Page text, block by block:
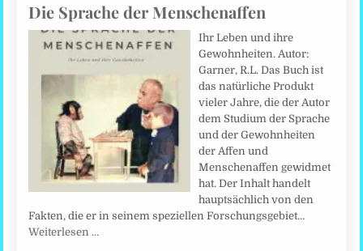
Die Sprache der Menschenaffen
Ihr Leben und ihre
Gewohnheiten. Autor:
Garner, R.L. Das Buch ist
das natürliche Produkt
vieler Jahre, die der Autor
dem Studium der Sprache
und der Gewohnheiten
der Affen und
Menschenaffen gewidmet
hat. Der Inhalt handelt
hauptsächlich von den
Fakten, die er in seinem speziellen Forschungsgebiet…
Weiterlesen …